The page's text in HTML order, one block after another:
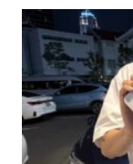
Your email
Required
Comment*